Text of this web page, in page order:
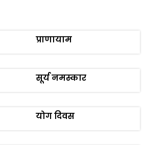
प्राणायाम
सूर्य नमस्कार
योग दिवस